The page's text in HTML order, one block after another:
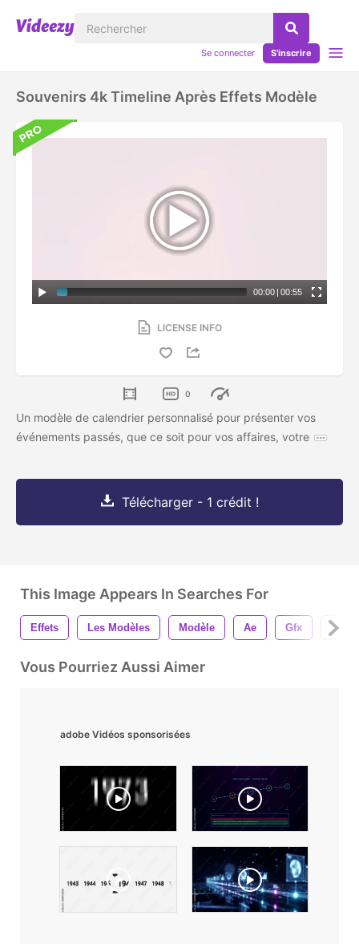
Se connecter S'inscrire
Souvenirs 4k Timeline Après Effets Modèle
00:00 | 00:55
LICENSE INFO
0
Un modèle de calendrier personnalisé pour présenter vos
événements passés, que ce soit pour vos affaires, votre
Télécharger - 1 crédit !
This Image Appears In Searches For
Effets Les Modèles Modèle Ae Gfx Vfx
Vous Pourriez Aussi Aimer
adobe Vidéos sponsorisées